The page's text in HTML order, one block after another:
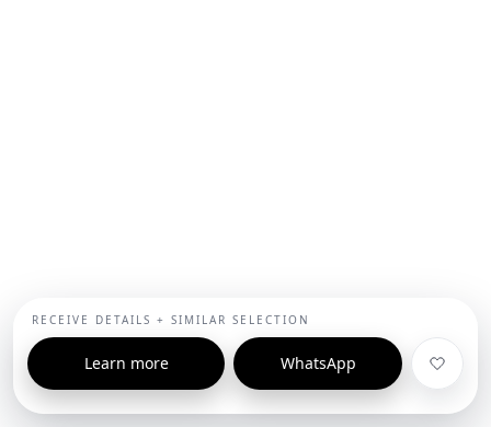
RECEIVE DETAILS + SIMILAR SELECTION
Learn more WhatsApp